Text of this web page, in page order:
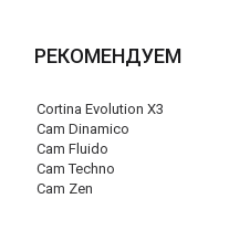
РЕКОМЕНДУЕМ
Cortina Evolution X3
Cam Dinamico
Cam Fluido
Cam Techno
Cam Zen